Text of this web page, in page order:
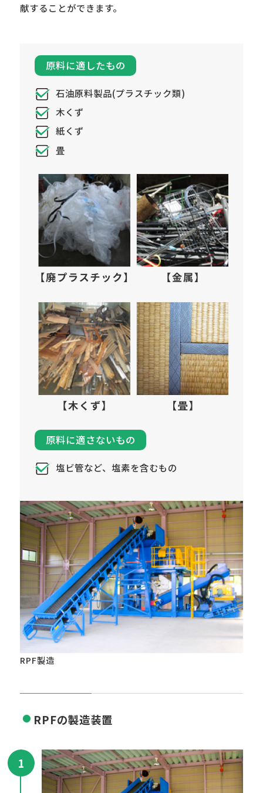
献することができます。
原料に適したもの
石油原料製品(プラスチック類)
木くず
紙くず
畳
原料に適さないもの
塩ビ管など、塩素を含むもの
RPF製造
RPFの製造装置
1